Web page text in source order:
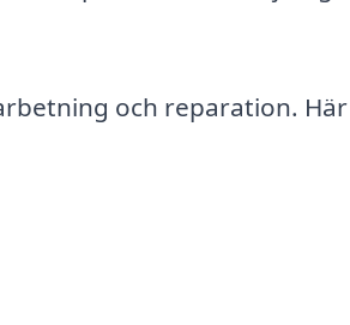
och reparation. Här